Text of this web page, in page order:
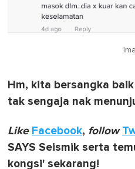
Hm, kita bersangka
tak sengaja nak
Like Facebook, follow
SAYS Seismik serta
kongsi' sekarang!